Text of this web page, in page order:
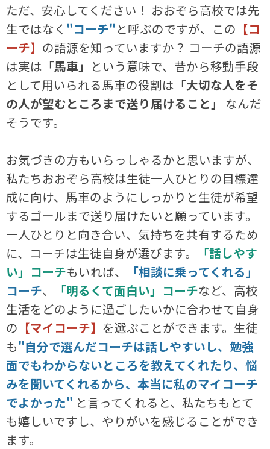
ただ、安心してください！ おおぞら高校では先
生ではなく "コーチ"と呼ぶのですが、この 【コ
ーチ】 の語源を知っていますか？ コーチの語源
は実は 「馬車」 という意味で、昔から移動手段
として用いられる馬車の役割は 「大切な人をそ
の人が望むところまで送り届けること」
なんだ
そうです。
お気づきの方もいらっしゃるかと思いますが、
私たちおおぞら高校は生徒一人ひとりの目標達
成に向け、馬車のようにしっかりと生徒が希望
するゴールまで送り届けたいと願っています。
一人ひとりと向き合い、気持ちを共有するため
に、コーチは生徒自身が選びます。
「話しやす
い」コーチもいれば、
「相談に乗ってくれる」
コーチ、 「明るくて面白い」コーチなど、高校
生活をどのように過ごしたいかに合わせて自身
の 【マイコーチ】 を選ぶことができます。生徒
も"自分で選んだコーチは話しやすいし、勉強
面でもわからないところを教えてくれたり、悩
みを聞いてくれるから、本当に私のマイコーチ
でよかった" と言ってくれると、私たちもとて
も嬉しいですし、やりがいを感じることができ
ます。